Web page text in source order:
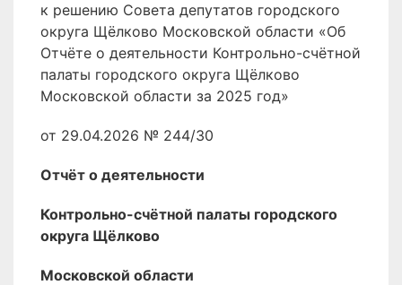
к решению Совета депутатов городского
округа Щёлково Московской области «Об
Отчёте о деятельности Контрольно-счётной
палаты городского округа Щёлково
Московской области за 2025 год»
от 29.04.2026 № 244/30
Отчёт о деятельности
Контрольно-счётной палаты городского
округа Щёлково
Московской области